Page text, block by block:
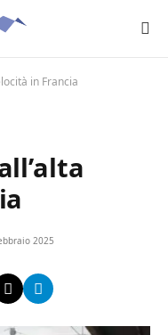
in Francia
2025